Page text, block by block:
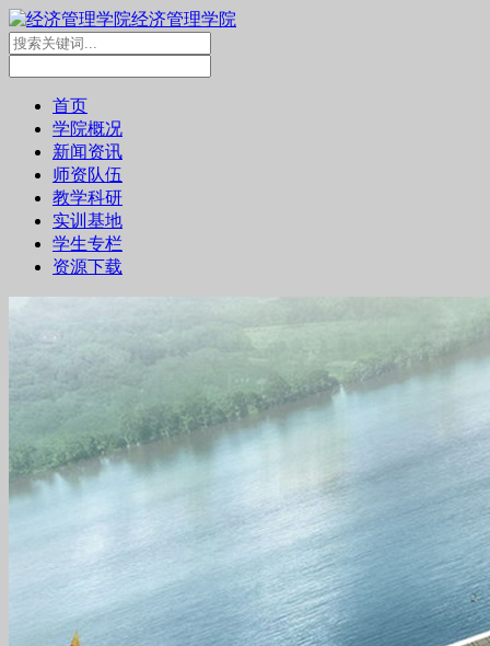
经济管理学院
首页
学院概况
新闻资讯
师资队伍
教学科研
实训基地
学生专栏
资源下载